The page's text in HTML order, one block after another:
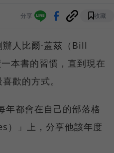
分享 收藏
人比爾·蓋茲（Bill
本書的習慣，直到現在
歡的方式。
年都會在自己的部落格
）」上，分享他該年度